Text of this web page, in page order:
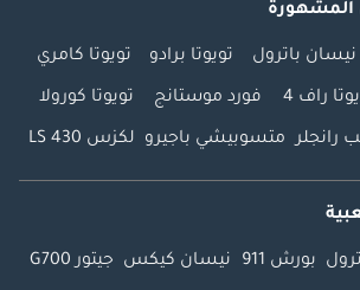
المشهورة
نيسان باترول تويوتا برادو تويوتا كامري
راف 4 فورد موستانج تويوتا كورولا
رانجلر متسوبيشي باجيرو لكزس LS 430
بورش 911 نيسان كيكس جيتور G700